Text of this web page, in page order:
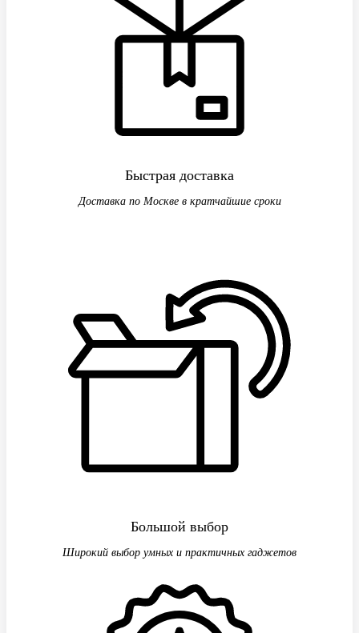
Быстрая доставка
Доставка по Москве в кратчайшие сроки
Большой выбор
Широкий выбор умных и практичных гаджетов